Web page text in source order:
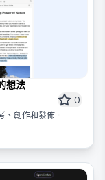
想法
0
、創作和發佈。